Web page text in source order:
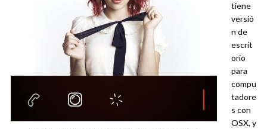
tiene
versió
n de
escrit
orio
para
compu
tadore
s con
OSX, y